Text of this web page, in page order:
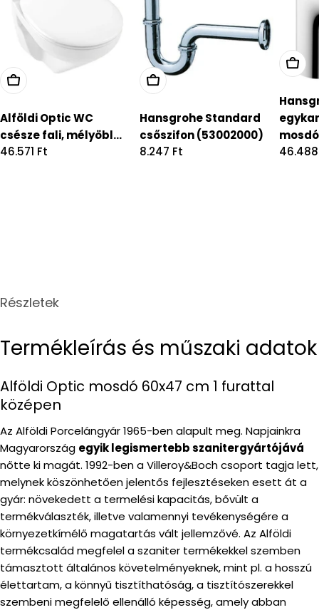
Alföldi Optic WC
csésze fali, mélyöbl...
Regular
46.571 Ft
Hansgrohe Standard
csőszifon (53002000)
Regular
8.247 Ft
Részletek
Termékleírás és műszaki adatok
Alföldi Optic mosdó 60x47 cm 1 furattal
középen
Az Alföldi Porcelángyár 1965-ben alapult meg. Napjainkra
Magyarország egyik legismertebb szanitergyártójává
nőtte ki magát. 1992-ben a Villeroy&Boch csoport tagja lett,
melynek köszönhetően jelentős fejlesztéseken esett át a
gyár: növekedett a termelési kapacitás, bővült a
termékválaszték, illetve valamennyi tevékenységére a
környezetkímélő magatartás vált jellemzővé. Az Alföldi
termékcsalád megfelel a szaniter termékekkel szemben
támasztott általános követelményeknek, mint pl. a hosszú
élettartam, a könnyű tisztíthatóság, a tisztítószerekkel
szembeni megfelelő ellenálló képesség, amely abban